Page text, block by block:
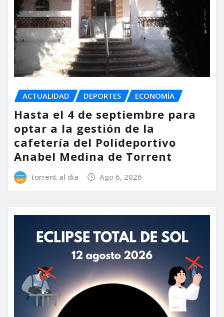
ACTUALIDAD DEPORTES ECONOMÍA
Hasta el 4 de septiembre para
optar a la gestión de la
cafetería del Polideportivo
Anabel Medina de Torrent
torrent al dia Ago 6, 2026